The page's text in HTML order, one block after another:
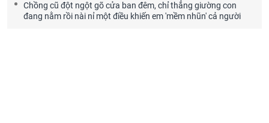
Chồng cũ đột ngột gõ cửa ban đêm, chỉ thẳng giường con
đang nằm rồi nài nỉ một điều khiến em 'mềm nhũn' cả người